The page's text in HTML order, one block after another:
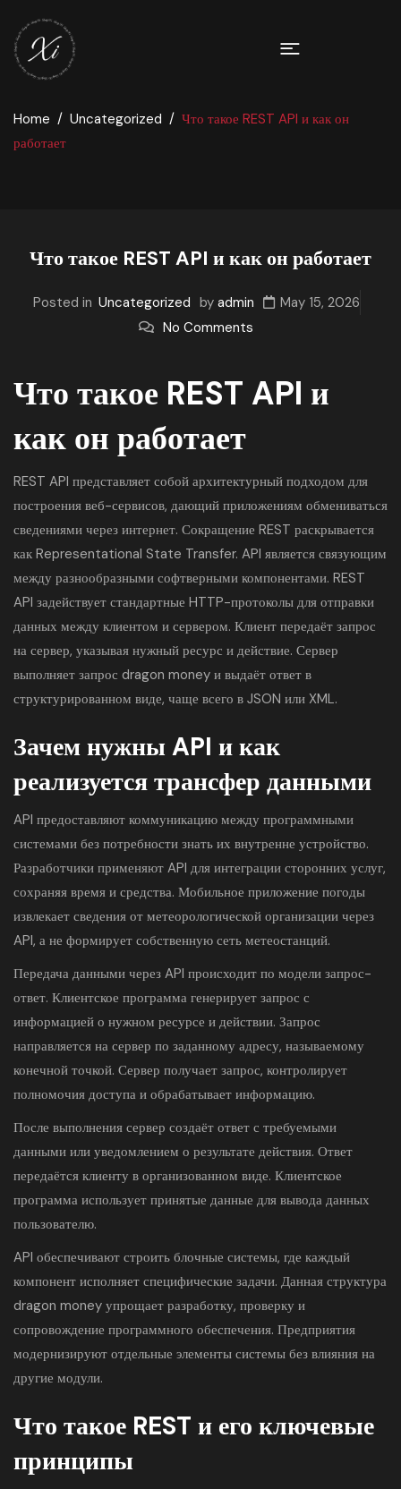
Home Uncategorized
Что такое REST API и как он
работает
Что такое REST API и как он работает
Posted in Uncategorized by admin
May 15, 2026
No Comments
Что такое REST API и
как он работает
REST API представляет собой архитектурный подходом для
построения веб-сервисов, дающий приложениям обмениваться
сведениями через интернет. Сокращение REST раскрывается
как Representational State Transfer. API является связующим
между разнообразными софтверными компонентами. REST
API задействует стандартные HTTP-протоколы для отправки
данных между клиентом и сервером. Клиент передаёт запрос
на сервер, указывая нужный ресурс и действие. Сервер
выполняет запрос dragon money и выдаёт ответ в
структурированном виде, чаще всего в JSON или XML.
Зачем нужны API и как
реализуется трансфер данными
API предоставляют коммуникацию между программными
системами без потребности знать их внутренне устройство.
Разработчики применяют API для интеграции сторонних услуг,
сохраняя время и средства. Мобильное приложение погоды
извлекает сведения от метеорологической организации через
API, а не формирует собственную сеть метеостанций.
Передача данными через API происходит по модели запрос-
ответ. Клиентское программа генерирует запрос с
информацией о нужном ресурсе и действии. Запрос
направляется на сервер по заданному адресу, называемому
конечной точкой. Сервер получает запрос, контролирует
полномочия доступа и обрабатывает информацию.
После выполнения сервер создаёт ответ с требуемыми
данными или уведомлением о результате действия. Ответ
передаётся клиенту в организованном виде. Клиентское
программа использует принятые данные для вывода данных
пользователю.
API обеспечивают строить блочные системы, где каждый
компонент исполняет специфические задачи. Данная структура
dragon money упрощает разработку, проверку и
сопровождение программного обеспечения. Предприятия
модернизируют отдельные элементы системы без влияния на
другие модули.
Что такое REST и его ключевые
принципы